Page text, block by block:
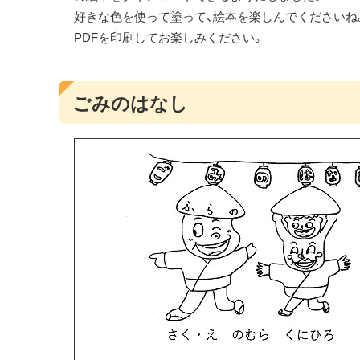
好きな色を使って塗って、絵本を楽しんでくださいね
PDFを印刷してお楽しみください。
ごみのはなし